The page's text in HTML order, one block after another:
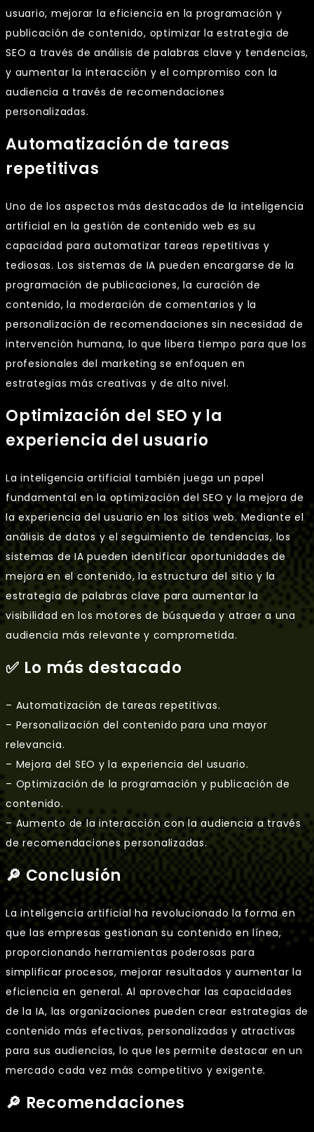
usuario, mejorar la eficiencia en la programación y
publicación de contenido, optimizar la estrategia de
SEO a través de análisis de palabras clave y tendencias,
y aumentar la interacción y el compromiso con la
audiencia a través de recomendaciones
personalizadas.
Automatización de tareas
repetitivas
Uno de los aspectos más destacados de la inteligencia
artificial en la gestión de contenido web es su
capacidad para automatizar tareas repetitivas y
tediosas. Los sistemas de IA pueden encargarse de la
programación de publicaciones, la curación de
contenido, la moderación de comentarios y la
personalización de recomendaciones sin necesidad de
intervención humana, lo que libera tiempo para que los
profesionales del marketing se enfoquen en
estrategias más creativas y de alto nivel.
Optimización del SEO y la
experiencia del usuario
La inteligencia artificial también juega un papel
fundamental en la optimización del SEO y la mejora de
la experiencia del usuario en los sitios web. Mediante el
análisis de datos y el seguimiento de tendencias, los
sistemas de IA pueden identificar oportunidades de
mejora en el contenido, la estructura del sitio y la
estrategia de palabras clave para aumentar la
visibilidad en los motores de búsqueda y atraer a una
audiencia más relevante y comprometida.
✅ Lo más destacado
– Automatización de tareas repetitivas.
– Personalización del contenido para una mayor
relevancia.
– Mejora del SEO y la experiencia del usuario.
– Optimización de la programación y publicación de
contenido.
– Aumento de la interacción con la audiencia a través
de recomendaciones personalizadas.
🔎 Conclusión
La inteligencia artificial ha revolucionado la forma en
que las empresas gestionan su contenido en línea,
proporcionando herramientas poderosas para
simplificar procesos, mejorar resultados y aumentar la
eficiencia en general. Al aprovechar las capacidades
de la IA, las organizaciones pueden crear estrategias de
contenido más efectivas, personalizadas y atractivas
para sus audiencias, lo que les permite destacar en un
mercado cada vez más competitivo y exigente.
🔎 Recomendaciones